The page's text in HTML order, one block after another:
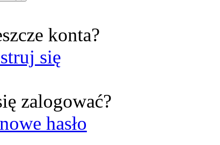
konta?
się
zalogować?
hasło